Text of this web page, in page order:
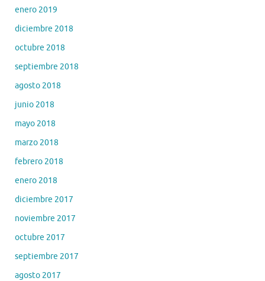
enero 2019
diciembre 2018
octubre 2018
septiembre 2018
agosto 2018
junio 2018
mayo 2018
marzo 2018
febrero 2018
enero 2018
diciembre 2017
noviembre 2017
octubre 2017
septiembre 2017
agosto 2017